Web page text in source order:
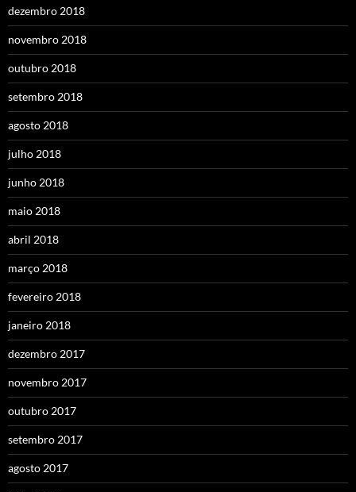
dezembro 2018
novembro 2018
outubro 2018
setembro 2018
agosto 2018
julho 2018
junho 2018
maio 2018
abril 2018
março 2018
fevereiro 2018
janeiro 2018
dezembro 2017
novembro 2017
outubro 2017
setembro 2017
agosto 2017